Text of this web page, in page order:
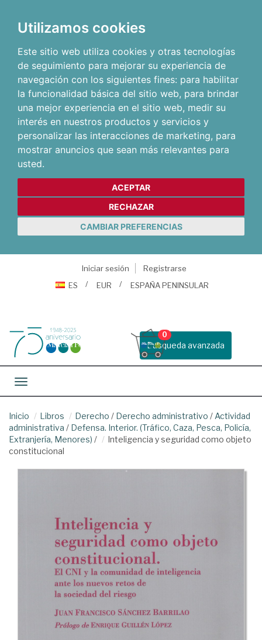
Utilizamos cookies
Este sitio web utiliza cookies y otras tecnologías
de seguimiento para mejorar su experiencia de
navegación con los siguientes fines: para habilitar
la funcionalidad básica del sitio web, para brindar
una mejor experiencia en el sitio web, medir su
interés en nuestros productos y servicios y
personalizar las interacciones de marketing, para
mostrar anuncios que sean más relevantes para
usted.
ACEPTAR
RECHAZAR
CAMBIAR PREFERENCIAS
Iniciar sesión
Registrarse
ES
EUR ESPAÑA PENINSULAR
Busqueda avanzada
0
Toggle navigation
Inicio Libros Derecho / Derecho administrativo / Actividad
administrativa / Defensa. Interior. (Tráfico, Caza, Pesca, Policía,
Extranjería, Menores) /
Inteligencia y seguridad como objeto
constitucional